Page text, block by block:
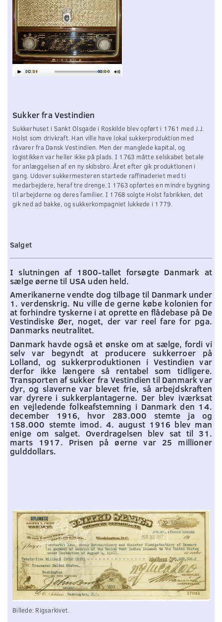
Sukker fra Vestindien
Sukkerhuset i Sankt Olsgade i Roskilde blev opført i 1761 med J.J.
Holst som drivkraft. Han ville have lokal sukkerproduktion med
råvarer fra Dansk Vestindien. Men der manglede kapital, og
logistikken var heller ikke på plads. I 1763 måtte selskabet betale
for anlæggelsen af en ny skibsbro. Året efter gik produktionen i
gang. Udover sukkermesteren startede raffinaderiet med ti
medarbejdere, heraf tre drenge. I 1763 opførtes en mindre bygning
til arbejderne og deres familier. I 1768 solgte Holst fabrikken, det
gik ned ad bakke, og sukkerkompagniet lukkede i 1779.
Salget
I slutningen af 1800-tallet forsøgte Danmark at
sælge øerne til USA uden held.
Amerikanerne vendte dog tilbage til Danmark under
1. verdenskrig. Nu ville de gerne købe kolonien for
at forhindre tyskerne i at oprette en flådebase på De
Vestindiske Øer, noget, der var reel fare for pga.
Danmarks neutralitet.
Danmark havde også et ønske om at sælge, fordi vi
selv var begyndt at producere sukkerroer på
Lolland, og sukkerproduktionen i Vestindien var
derfor ikke længere så rentabel som tidligere.
Transporten af sukker fra Vestindien til Danmark var
dyr, og slaverne var blevet frie, så arbejdskraften
var dyrere i sukkerplantagerne. Der blev iværksat
en vejledende folkeafstemning i Danmark den 14.
december 1916, hvor 283.000 stemte ja og
158.000 stemte imod. 4. august 1916 blev man
enige om salget. Overdragelsen blev sat til 31.
marts 1917. Prisen på øerne var 25 millioner
gulddollars.
Billede: Rigsarkivet.